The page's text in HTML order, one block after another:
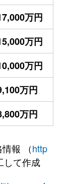
万円
万円
万円
万円
万円
報 （http
して作成